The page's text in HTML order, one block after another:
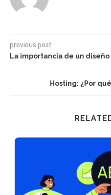
previous post
La importancia de un
Hosting: ¿Por